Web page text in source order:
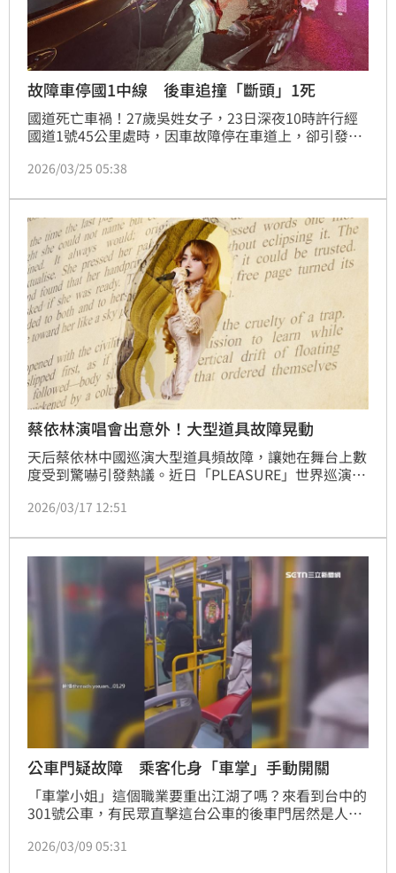
故障車停國1中線 後車追撞「斷頭」1死
國道死亡車禍！27歲吳姓女子，23日深夜10時許行經
國道1號45公里處時，因車故障停在車道上，卻引發後
乘客受傷送醫，其中一人傷重不治。
2026/03/25 05:38
蔡依林演唱會出意外！大型道具故障晃動
天后蔡依林中國巡演大型道具頻故障，讓她在舞台上數
度受到驚嚇引發熱議。近日「PLEASURE」世界巡演移
畫面曝光在網路瘋傳，也讓粉絲擔心她的安全，意外成
2026/03/17 12:51
公車門疑故障 乘客化身「車掌」手動開關
「車掌小姐」這個職業要重出江湖了嗎？來看到台中的
301號公車，有民眾直擊這台公車的後車門居然是人工
表示，當時司機在靠近終點站時發現車門異常，就決定
2026/03/09 05:31